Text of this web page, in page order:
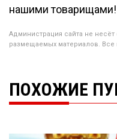
нашими товарищами!
Администрация сайта не
размещаемых материалов. Все
ПОХОЖИЕ